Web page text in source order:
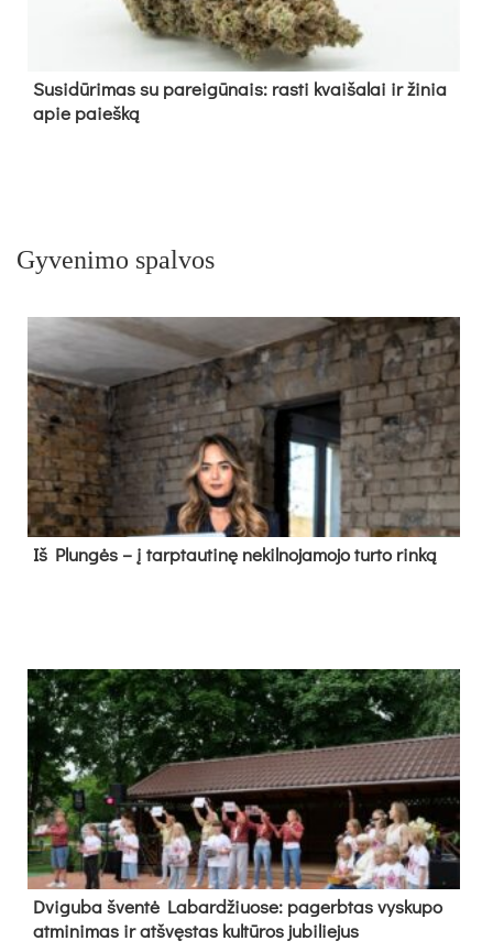
Su­si­dū­ri­mas su pa­rei­gū­nais: ras­ti kvai­ša­lai ir ži­nia
apie paieš­ką
Gyvenimo spalvos
Iš Plungės – į tarptautinę nekilnojamojo turto rinką
Dvi­gu­ba šven­tė La­bar­džiuo­se: pa­gerb­tas vys­ku­po
at­mi­ni­mas ir at­švęs­tas kul­tū­ros ju­bi­lie­jus